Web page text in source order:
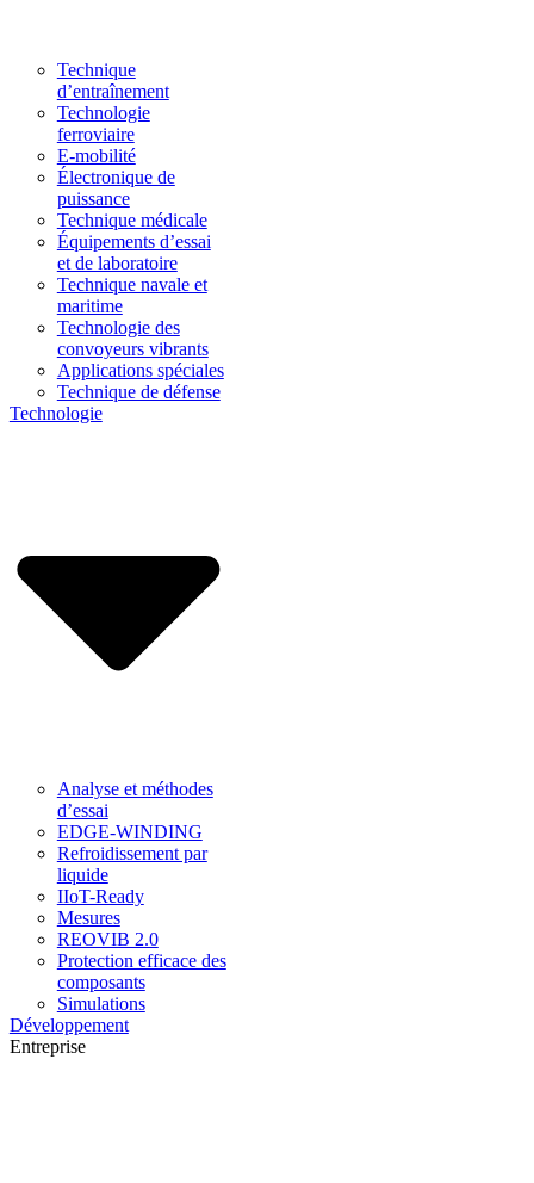
Technique
d’entraînement
Technologie
ferroviaire
E-mobilité
Électronique de
puissance
Technique médicale
Équipements d’essai
et de laboratoire
Technique navale et
maritime
Technologie des
convoyeurs vibrants
Applications spéciales
Technique de défense
Technologie
Analyse et méthodes
d’essai
EDGE-WINDING
Refroidissement par
liquide
IIoT-Ready
Mesures
REOVIB 2.0
Protection efficace des
composants
Simulations
Développement
Entreprise